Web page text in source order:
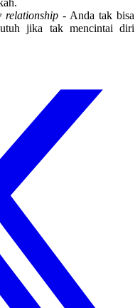
relationship - Anda tak bisa
jika tak mencintai diri